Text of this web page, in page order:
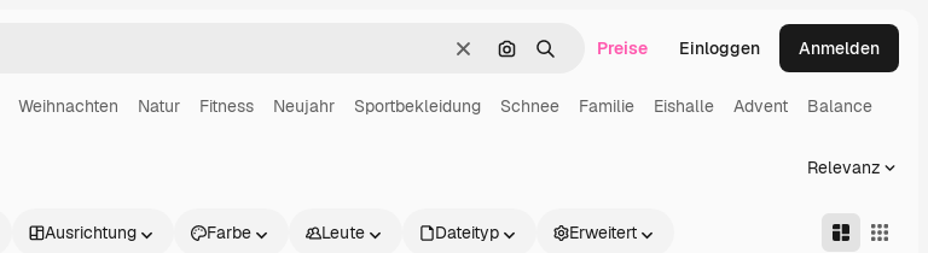
LöschenNach Bild suchen
SuchenPreise Einloggen Anmelden
Weihnachten Natur Fitness Neujahr Sportbekleidung Schnee Familie Eishalle Advent Balance
Relevanz
Ausrichtung Farbe Leute Dateityp Erweitert